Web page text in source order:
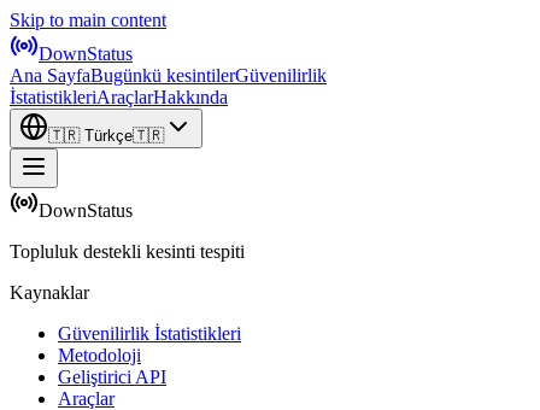
Skip to main content
DownStatus
Ana SayfaBugünkü kesintilerGüvenilirlik
İstatistikleriAraçlarHakkında
🇹🇷 Türkçe🇹🇷
DownStatus
Topluluk destekli kesinti tespiti
Kaynaklar
Güvenilirlik İstatistikleri
Metodoloji
Geliştirici API
Araçlar